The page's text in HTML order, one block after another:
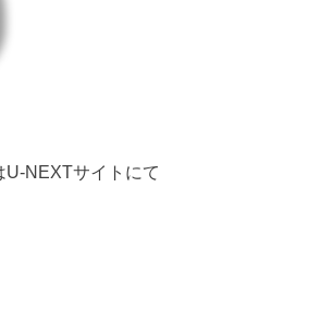
NEXTサイトにて